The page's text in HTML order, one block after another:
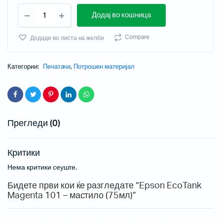
Додај во кошница
Додади во листа на желби Compare
Категории: Печатачи, Потрошен материјал
Прегледи (0)
Критики
Нема критики сеуште.
Бидете први кои ќе разгледате “Epson EcoTank
Magenta 101 – мастило (75мл)”